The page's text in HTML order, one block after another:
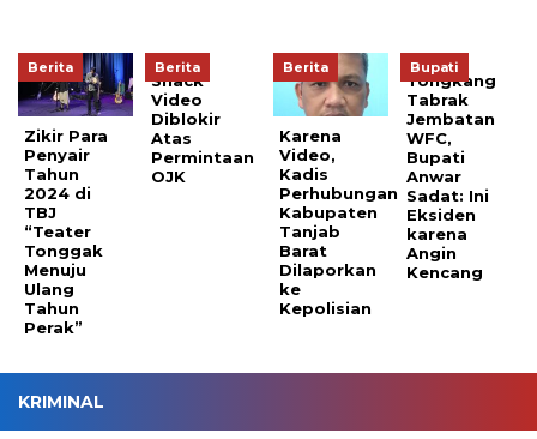
Berita
Zikir Para
Penyair
Tahun
2024 di
TBJ
“Teater
Tonggak
Menuju
Ulang
Tahun
Perak”
Berita
Snack
Video
Diblokir
Atas
Permintaan
OJK
Berita
Karena
Video,
Kadis
Perhubungan
Kabupaten
Tanjab
Barat
Dilaporkan
ke
Kepolisian
Bupati
Tongkang
Tabrak
Jembatan
WFC,
Bupati
Anwar
Sadat: Ini
Eksiden
karena
Angin
Kencang
KRIMINAL